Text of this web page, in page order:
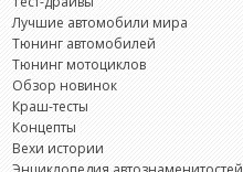
Лучшие автомобили мира
Тюнинг автомобилей
Тюнинг мотоциклов
Обзор новинок
Краш-тесты
Концепты
Вехи истории